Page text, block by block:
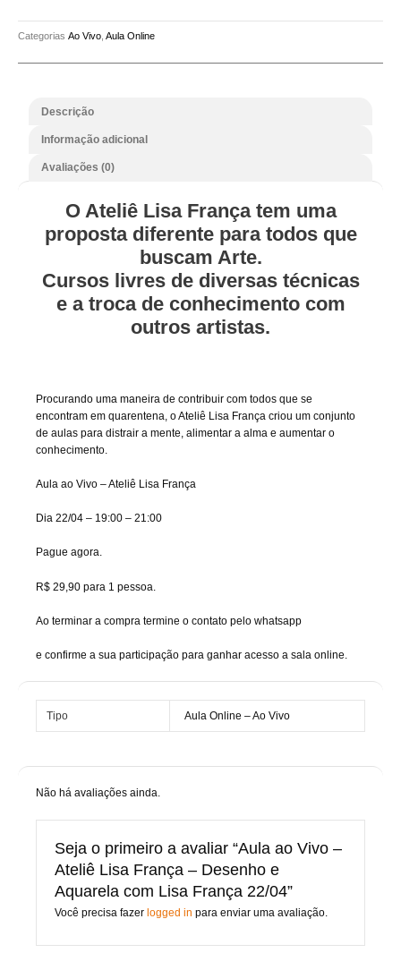
França
-
França
22/04
Categorias Ao Vivo Aula Online
Descrição
Informação adicional
Avaliações (0)
O Ateliê Lisa França tem uma
proposta diferente para todos que
buscam Arte.
Cursos livres de diversas técnicas
e a troca de conhecimento com
outros artistas.
Procurando uma maneira de contribuir com todos que se
encontram em quarentena, o Ateliê Lisa França criou um conjunto
de aulas para distrair a mente, alimentar a alma e aumentar o
conhecimento.
Aula ao Vivo – Ateliê Lisa França
Dia 22/04 – 19:00 – 21:00
Pague agora.
R$ 29,90 para 1 pessoa.
Ao terminar a compra termine o contato pelo whatsapp
e confirme a sua participação para ganhar acesso a sala online.
Tipo Aula Online – Ao Vivo
Não há avaliações ainda.
Seja o primeiro a avaliar “Aula ao Vivo –
Ateliê Lisa França – Desenho e
Aquarela com Lisa França 22/04”
Você precisa fazerlogged in para enviar uma avaliação.